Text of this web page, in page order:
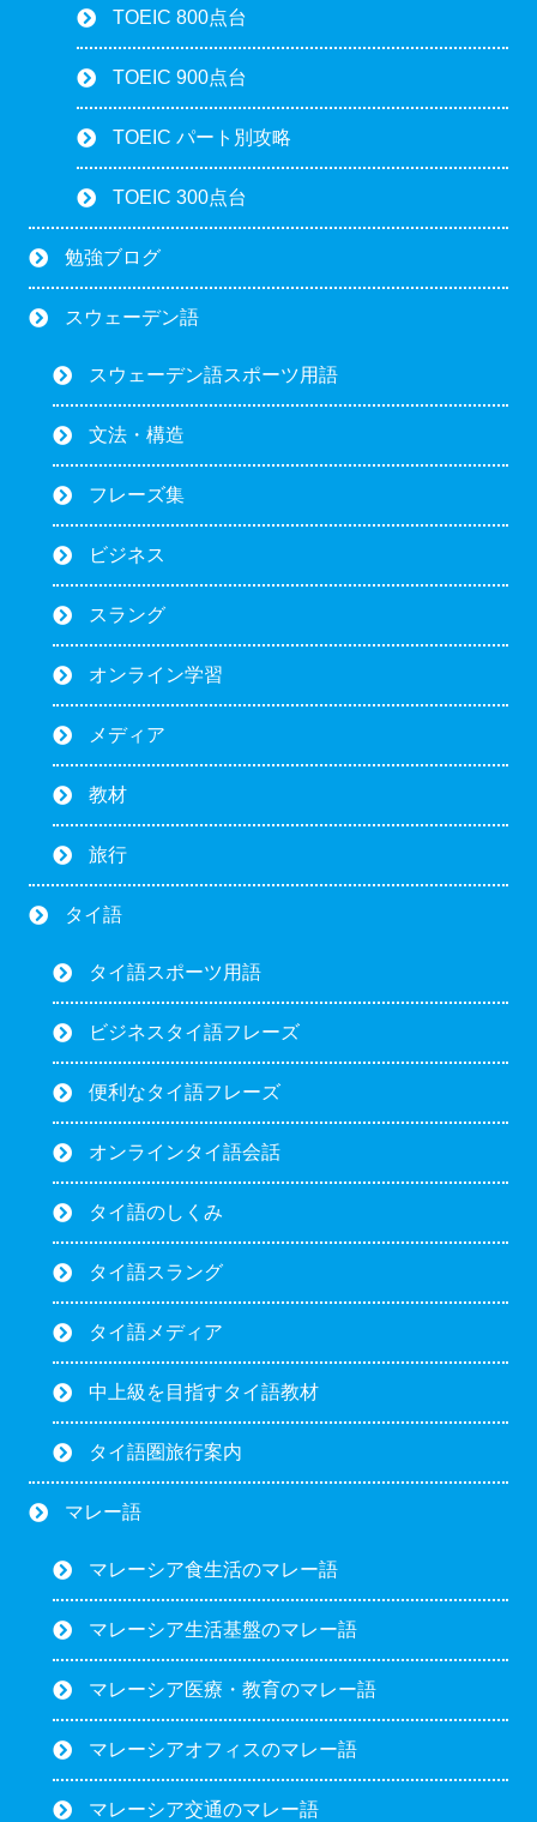
TOEIC 800点台
TOEIC 900点台
TOEIC パート別攻略
TOEIC 300点台
勉強ブログ
スウェーデン語
スウェーデン語スポーツ用語
文法・構造
フレーズ集
ビジネス
スラング
オンライン学習
メディア
教材
旅行
タイ語
タイ語スポーツ用語
ビジネスタイ語フレーズ
便利なタイ語フレーズ
オンラインタイ語会話
タイ語のしくみ
タイ語スラング
タイ語メディア
中上級を目指すタイ語教材
タイ語圏旅行案内
マレー語
マレーシア食生活のマレー語
マレーシア生活基盤のマレー語
マレーシア医療・教育のマレー語
マレーシアオフィスのマレー語
マレーシア交通のマレー語